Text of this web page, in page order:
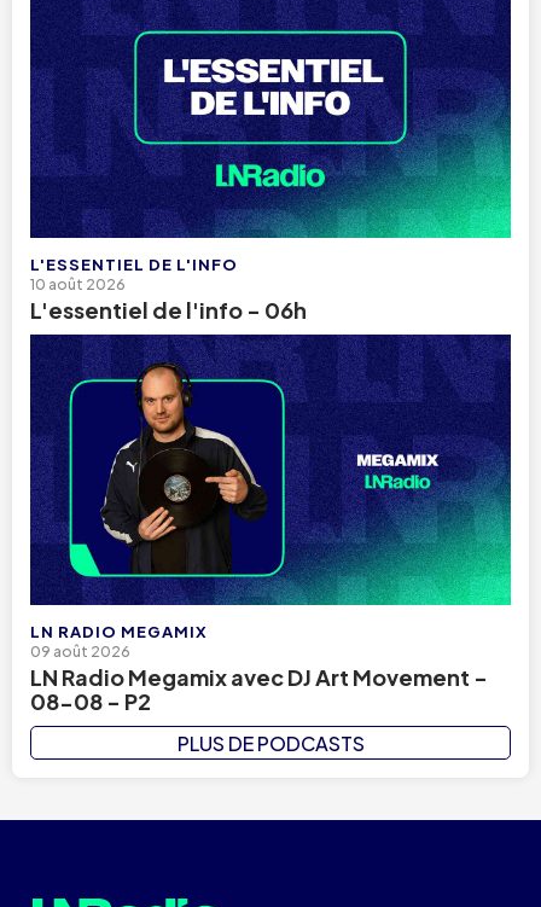
L'ESSENTIEL DE L'INFO
10 août 2026
L'essentiel de l'info - 06h
LN RADIO MEGAMIX
09 août 2026
LN Radio Megamix avec DJ Art Movement -
08-08 - P2
PLUS DE PODCASTS